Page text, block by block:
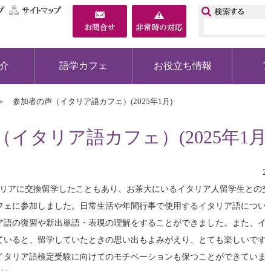
交通・キャンパスマップ
サイトマップ
語学カフェ お役立ち情報
参加者の声（イタリア語カフェ）(2025年1月)
イタリア語カフェ）(2025年1
アに交換留学したこともあり、お茶大にいるイタリア人留学生と
に参加しました。日常生活や年間行事で使用するイタリア語につ
の復習や新出単語・表現の理解をすることができました。また、
いると、留学していたときの思い出もよみがえり、とても楽しいで
リア語検定受験に向けてのモチベーションも保つことができていま